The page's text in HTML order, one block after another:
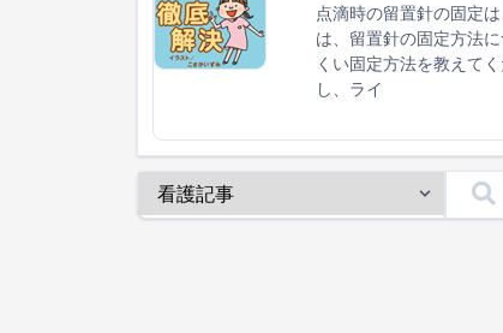
点滴時の留置針の固定
は、留置針の固定方法
くい固定方法を教えて
し、ライ